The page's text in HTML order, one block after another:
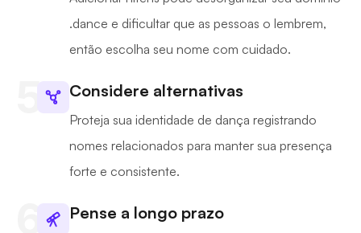
.dance e dificultar que as pessoas o lembrem,
então escolha seu nome com cuidado.
Considere alternativas
Proteja sua identidade de dança registrando
nomes relacionados para manter sua presença
forte e consistente.
Pense a longo prazo